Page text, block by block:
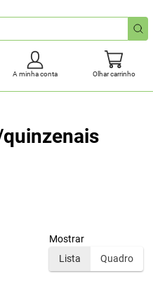
A minha conta Olhar carrinho
Mostrar
Lista
Quadro